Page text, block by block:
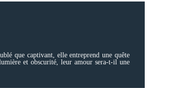
que captivant, elle entreprend une quête
et obscurité, leur amour sera-t-il une